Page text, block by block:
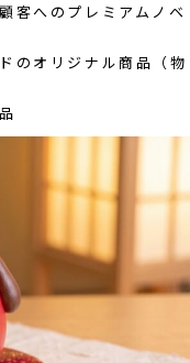
客へのプレミアムノベ
のオリジナル商品（物